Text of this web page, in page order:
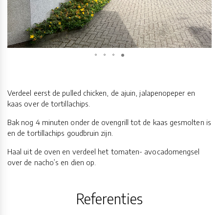
Verdeel eerst de pulled chicken, de ajuin, jalapenopeper en
kaas over de tortillachips.
Bak nog 4 minuten onder de ovengrill tot de kaas gesmolten is
en de tortillachips goudbruin zijn.
Haal uit de oven en verdeel het tomaten- avocadomengsel
over de nacho’s en dien op.
Referenties